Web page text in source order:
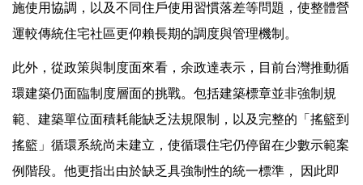
施使用協調，以及不同住戶使用習慣落差等問題，使整體營
運較傳統住宅社區更仰賴長期的調度與管理機制。
此外，從政策與制度面來看，余政達表示，目前台灣推動循
環建築仍面臨制度層面的挑戰。包括建築標章並非強制規
範、建築單位面積耗能缺乏法規限制，以及完整的「搖籃到
搖籃」循環系統尚未建立，使循環住宅仍停留在少數示範案
例階段。他更指出由於缺乏具強制性的統一標準， 因此即